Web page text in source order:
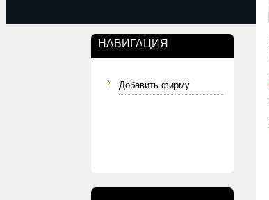
НАВИГАЦИЯ
Добавить фирму